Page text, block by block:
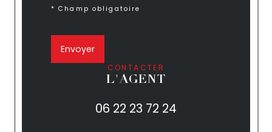
* Champ obligatoire
Envoyer
CONTACTER
L'AGENT
06 22 23 72 24